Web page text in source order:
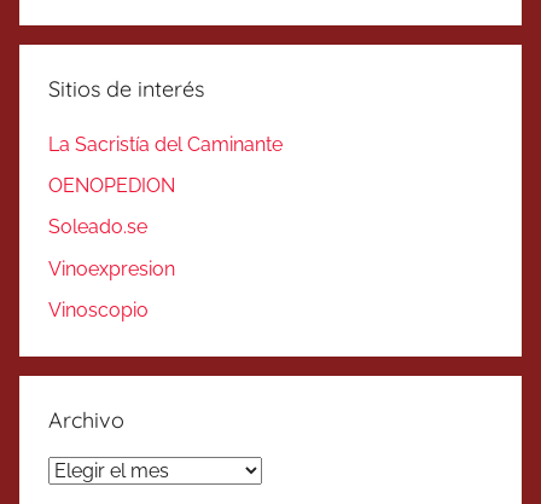
Sitios de interés
La Sacristía del Caminante
OENOPEDION
Soleado.se
Vinoexpresion
Vinoscopio
Archivo
Archivo